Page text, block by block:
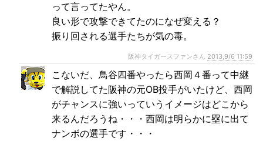
って言ってたやん。
良い形で攻撃できてたのになぜ変える？
振り回される選手たちが気の毒。
阪神タイガースファンさん 2013,9/6 11:59
こないだ、鳥谷四番やったら西岡４番って中継
で解説してた阪神の元OB投手がいたけど、西岡
がチャンスに強いっていうイメージはどこから
来るんだろうね・・・西岡は明らかに塁に出て
ナンボの選手です・・・